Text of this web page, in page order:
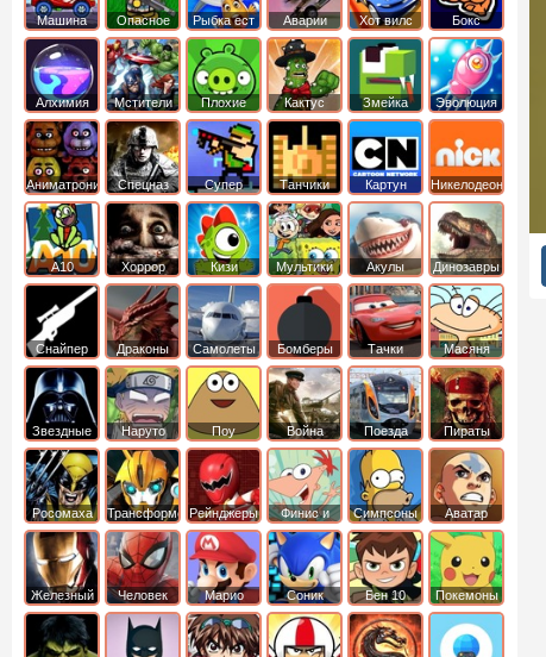
Машина
ест
машину
Опасное
оружие
Рыбка ест
рыбку
Аварии
машин
Хот вилс Бокс
Алхимия Мстители
Плохие
свинки
Кактус
маккой
Змейка Эволюция
Аниматроники Спецназ
Супер
бойцы
Танчики
Картун
нетворк
Никелодеон
А10 Хоррор Кизи Мультики Акулы Динозавры
Снайпер Драконы Самолеты Бомберы Тачки Масяня
Звездные
войны
Наруто Поу Война Поезда
Пираты
Карибского
Моря
Росомаха ТрансформерыРейнджеры
Самураи
Финис и
Ферб
Симпсоны
Аватар
легенда об
Аанге
Железный
человек
Человек
Паук
Марио Соник Бен 10 Покемоны